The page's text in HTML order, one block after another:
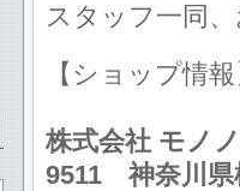
スタッフ一同
【ショップ情
株式会社 モノ
9511 神奈川県